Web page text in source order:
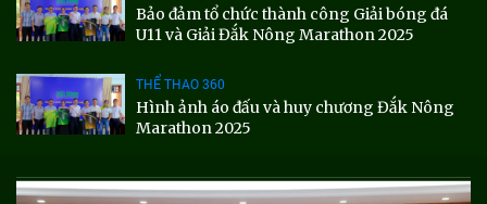
Bảo đảm tổ chức thành công Giải bóng đá
U11 và Giải Đắk Nông Marathon 2025
THỂ THAO 360
Hình ảnh áo đấu và huy chương Đắk Nông
Marathon 2025